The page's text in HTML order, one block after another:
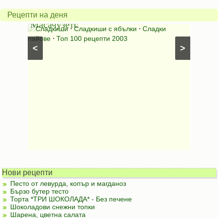
Рецепти на деня
>
<
от
Масачузетс
Сладкиши⋅Сладкиши с ябълки ⋅ Сладки
пайове ⋅ Топ 100 рецепти 2003
на
мама
Нови рецепти
Песто от левурда, копър и магданоз
Бързо бутер тесто
Торта *ТРИ ШОКОЛАДА* - Без печене
Шоколадови снежни топки
Шарена, цветна салата